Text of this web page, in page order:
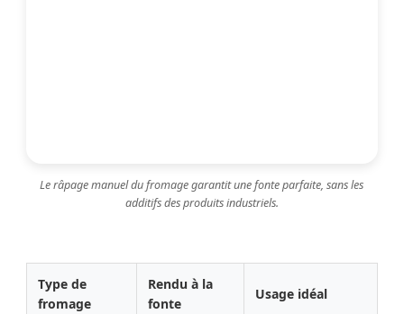
Le râpage manuel du fromage garantit une fonte parfaite, sans les
additifs des produits industriels.
Type de
fromage
Rendu à la
fonte
Usage idéal